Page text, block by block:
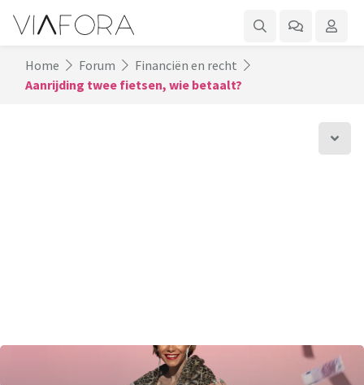
Home Forum
Financiën en recht
Aanrijding twee fietsen, wie betaalt?